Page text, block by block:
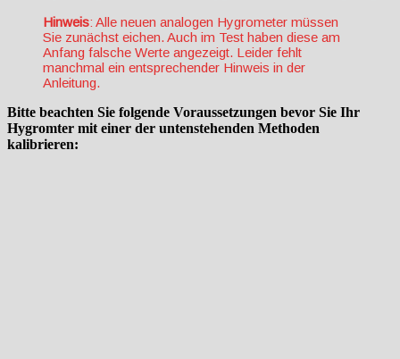
Hinweis: Alle neuen analogen Hygrometer müssen
Sie zunächst eichen. Auch im Test haben diese am
Anfang falsche Werte angezeigt. Leider fehlt
manchmal ein entsprechender Hinweis in der
Anleitung.
Bitte beachten Sie folgende Voraussetzungen bevor Sie Ihr
Hygromter mit einer der untenstehenden Methoden
kalibrieren: